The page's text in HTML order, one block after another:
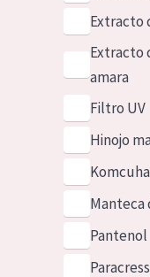
Extracto
Extracto
amara
Filtro UV
Hinojo
Manteca
Pantenol
Paracress